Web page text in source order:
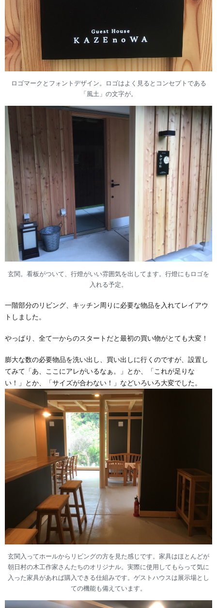
ロゴマークとフォントデザイン。ロゴはよく見るとコンセプトである
「風土」の文字が。
玄関。看板がついて、行燈がいい雰囲気を出してます。行燈にもロゴを
入れる予定。
一階部分のリビング、キッチン周りに必要な物品を入れてレイアウ
トしました。
やっぱり、全て一からのスタートだと最初の買い物がとても大変！
膨大な数の必要物品を洗い出し、買い出しに行くのですが、設置し
てみて「あ、ここにアレがいるなぁ。」とか、「これが足りな
い！」とか、「サイズが合わない！」などいろいろ大変でした。
玄関入ってホールからリビングの方を見た感じです。家具はほとんどが
朝日村の木工作家さんたちのオリジナル。実際に使用してもらって気に
入った家具があれば購入できる仕組みです。ゲストハウスは展示場とし
ての機能も備えています。